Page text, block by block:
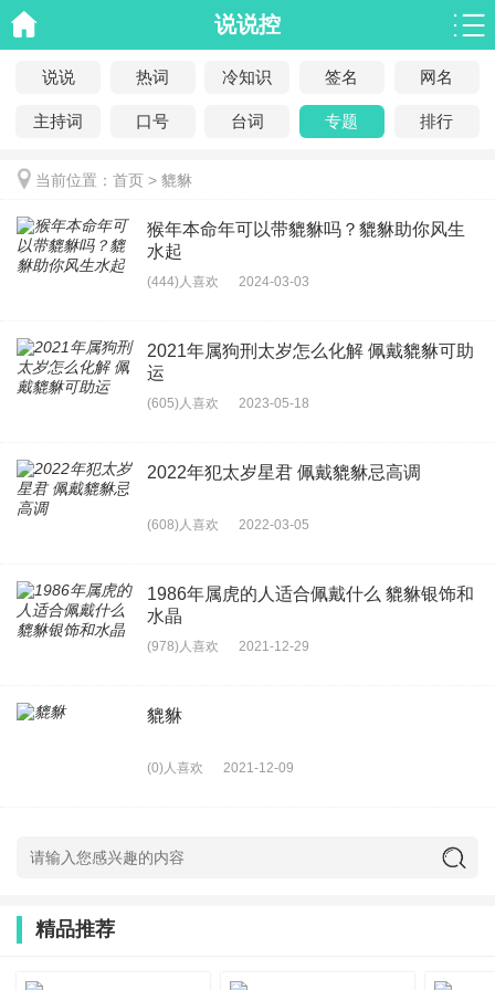
说说控
说说 热词 冷知识 签名 网名
主持词 口号 台词 专题 排行
当前位置： 首页 > 貔貅
猴年本命年可以带貔貅吗？貔貅助你风生
水起
(444)人喜欢 2024-03-03
2021年属狗刑太岁怎么化解 佩戴貔貅可助
运
(605)人喜欢 2023-05-18
2022年犯太岁星君 佩戴貔貅忌高调
(608)人喜欢 2022-03-05
1986年属虎的人适合佩戴什么 貔貅银饰和
水晶
(978)人喜欢 2021-12-29
貔貅
(0)人喜欢 2021-12-09
精品推荐